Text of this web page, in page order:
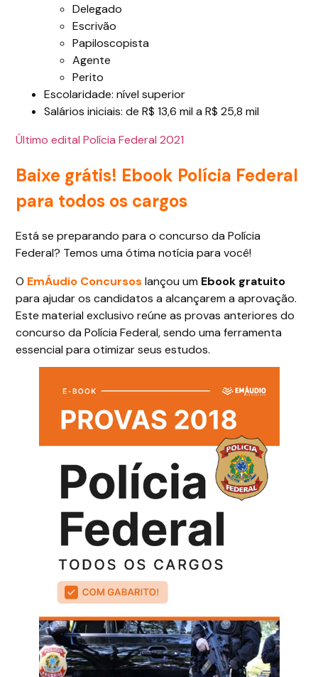
Delegado
Escrivão
Papiloscopista
Agente
Perito
Escolaridade: nível superior
Salários iniciais: de R$ 13,6 mil a R$ 25,8 mil
Último edital Polícia Federal 2021
Baixe grátis! Ebook Polícia Federal
para todos os cargos
Está se preparando para o concurso da Polícia
Federal? Temos uma ótima notícia para você!
O EmÁudio Concursos lançou um Ebook gratuito
para ajudar os candidatos a alcançarem a aprovação.
Este material exclusivo reúne as provas anteriores do
concurso da Polícia Federal, sendo uma ferramenta
essencial para otimizar seus estudos.